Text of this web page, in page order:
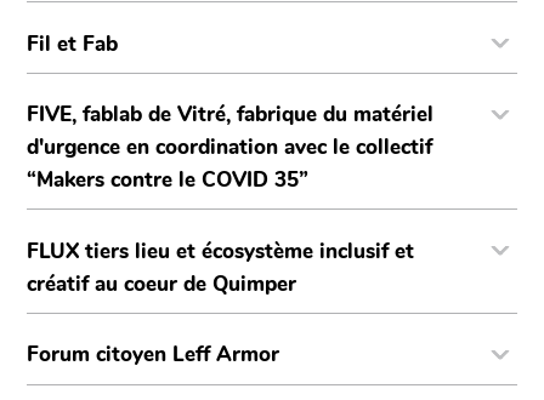
Fil et Fab
FIVE, fablab de Vitré, fabrique du matériel
d'urgence en coordination avec le collectif
“Makers contre le COVID 35”
FLUX tiers lieu et écosystème inclusif et
créatif au coeur de Quimper
Forum citoyen Leff Armor